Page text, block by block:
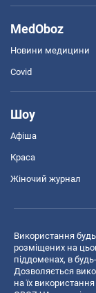
MedOboz
Новини медицини
Covid
Шоу
Афіша
Краса
Жіночий журнал
Використання
розміщених на
піддоменах, в
Дозволяється
на їх